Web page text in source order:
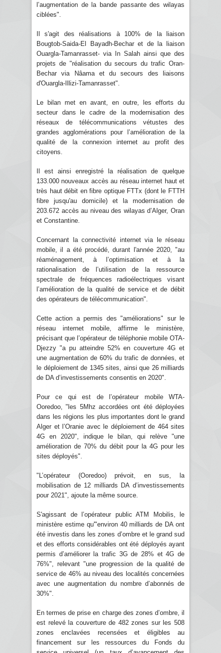
l’augmentation de la bande passante des wilayas
ciblées".
Il s'agit des réalisations à 100% de la liaison
Bougtob-Saida-El Bayadh-Bechar et de la liaison
Ouargla-Tamanrasset- via In Salah ainsi que des
projets de "réalisation du secours du trafic Oran-
Bechar via Nâama et du secours des liaisons
d'Ouargla-Illizi-Tamanrasset".
Le bilan met en avant, en outre, les efforts du
secteur dans le cadre de la modernisation des
réseaux de télécommunications vétustes des
grandes agglomérations pour l’amélioration de la
qualité de la connexion internet au profit des
citoyens.
Il est ainsi enregistré la réalisation de quelque
133.000 nouveaux accès au réseau internet haut et
très haut débit en fibre optique FTTx (dont le FTTH
fibre jusqu'au domicile) et la modernisation de
203.672 accès au niveau des wilayas d’Alger, Oran
et Constantine.
Concernant la connectivité internet via le réseau
mobile, il a été procédé, durant l'année 2020, "au
réaménagement, à l’optimisation et à la
rationalisation de l’utilisation de la ressource
spectrale de fréquences radioélectriques visant
l’amélioration de la qualité de service et de débit
des opérateurs de télécommunication".
Cette action a permis des "améliorations" sur le
réseau internet mobile, affirme le ministère,
précisant que l’opérateur de téléphonie mobile OTA-
Djezzy "a pu atteindre 52% en couverture 4G et
une augmentation de 60% du trafic de données, et
le déploiement de 1345 sites, ainsi que 26 milliards
de DA d’investissements consentis en 2020".
Pour ce qui est de l’opérateur mobile WTA-
Ooredoo, "les 5Mhz accordées ont été déployées
dans les régions les plus importantes dont le grand
Alger et l’Oranie avec le déploiement de 464 sites
4G en 2020", indique le bilan, qui relève "une
amélioration de 70% du débit pour la 4G pour les
sites déployés".
"L’opérateur (Ooredoo) prévoit, en sus, la
mobilisation de 12 milliards DA d’investissements
pour 2021", ajoute la même source.
S'agissant de l’opérateur public ATM Mobilis, le
ministère estime qu'"environ 40 milliards de DA ont
été investis dans les zones d’ombre et le grand sud
et des efforts considérables ont été déployés ayant
permis d’améliorer la trafic 3G de 28% et 4G de
76%", relevant "une progression de la qualité de
service de 46% au niveau des localités concernées
avec une augmentation du nombre d’abonnés de
30%".
En termes de prise en charge des zones d’ombre, il
est relevé la couverture de 482 zones sur les 508
zones enclavées recensées et éligibles au
financement sur les ressources du Fonds du